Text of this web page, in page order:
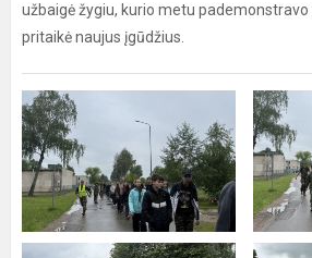
užbaigė žygiu, kurio metu pademonstravo
pritaikė naujus įgūdžius.